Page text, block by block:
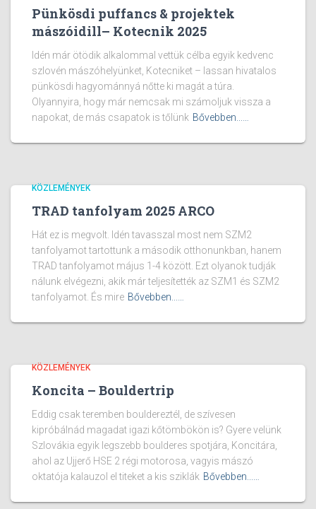
Pünkösdi puffancs & projektek
mászóidill– Kotecnik 2025
Idén már ötödik alkalommal vettük célba egyik kedvenc
szlovén mászóhelyünket, Kotecniket – lassan hivatalos
pünkösdi hagyománnyá nőtte ki magát a túra.
Olyannyira, hogy már nemcsak mi számoljuk vissza a
napokat, de más csapatok is tőlünk Bővebben...…
KÖZLEMÉNYEK
TRAD tanfolyam 2025 ARCO
Hát ez is megvolt. Idén tavasszal most nem SZM2
tanfolyamot tartottunk a második otthonunkban, hanem
TRAD tanfolyamot május 1-4 között. Ezt olyanok tudják
nálunk elvégezni, akik már teljesítették az SZM1 és SZM2
tanfolyamot. És mire Bővebben...…
KÖZLEMÉNYEK
Koncita – Bouldertrip
Eddig csak teremben bouldereztél, de szívesen
kipróbálnád magadat igazi kőtömbökön is? Gyere velünk
Szlovákia egyik legszebb boulderes spotjára, Koncitára,
ahol az Ujjerő HSE 2 régi motorosa, vagyis mászó
oktatója kalauzol el titeket a kis sziklák Bővebben...…